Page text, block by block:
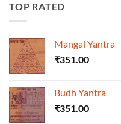
TOP RATED
Mangal Yantra
₹351.00
Budh Yantra
₹351.00